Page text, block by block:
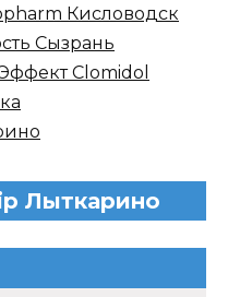
Кисловодск
Сызрань
Clomidol
Лыткарино